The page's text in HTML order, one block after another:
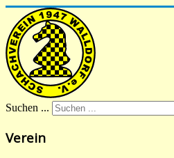
Suchen ...
Verein